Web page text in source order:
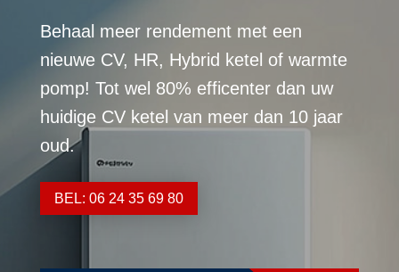
Behaal meer rendement met een
nieuwe CV, HR, Hybrid ketel of warmte
pomp! Tot wel 80% efficenter dan uw
huidige CV ketel van meer dan 10 jaar
oud.
BEL: 06 24 35 69 80